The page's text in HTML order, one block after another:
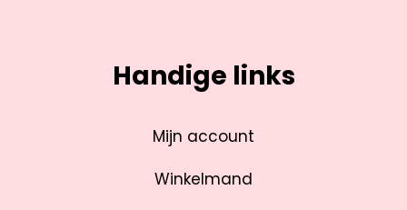
Handige links
Mijn account
Winkelmand